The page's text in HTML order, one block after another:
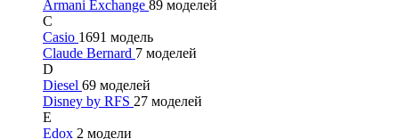
Armani Exchange 89 моделей
C
Casio 1691 модель
Claude Bernard 7 моделей
D
Diesel 69 моделей
Disney by RFS 27 моделей
E
Edox 2 модели